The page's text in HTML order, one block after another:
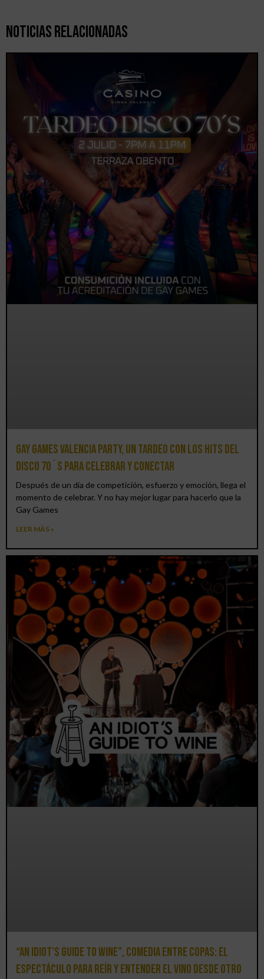
Noticias Relacionadas
Gay Games Valencia Party, un tardeo con los hits del
DISCO 70´S para celebrar y conectar
Después de un día de competición, esfuerzo y emoción, llega el
momento de celebrar. Y no hay mejor lugar para hacerlo que la
Gay Games
LEER MÁS »
“An Idiot’s Guide to Wine”, comedia entre copas: el
espectáculo para reír y entender el vino desde otro